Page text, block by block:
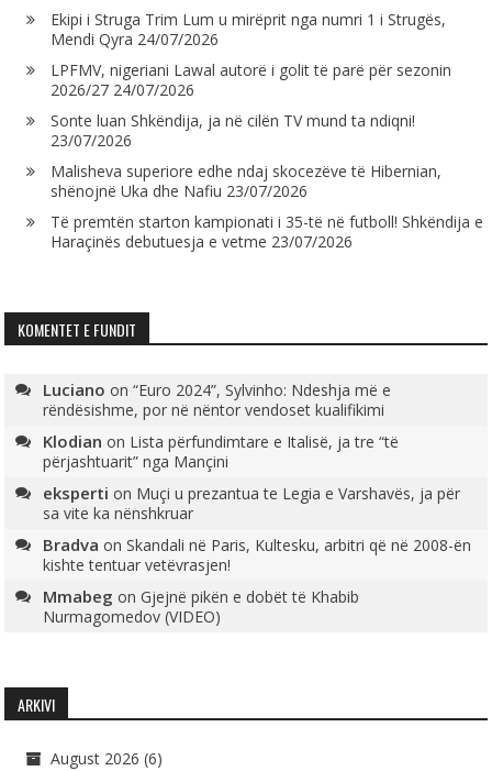
Ekipi i Struga Trim Lum u mirëprit nga numri 1 i Strugës,
Mendi Qyra 24/07/2026
LPFMV, nigeriani Lawal autorë i golit të parë për sezonin
2026/27 24/07/2026
Sonte luan Shkëndija, ja në cilën TV mund ta ndiqni!
23/07/2026
Malisheva superiore edhe ndaj skocezëve të Hibernian,
shënojnë Uka dhe Nafiu 23/07/2026
Të premtën starton kampionati i 35-të në futboll! Shkëndija e
Haraçinës debutuesja e vetme 23/07/2026
KOMENTET E FUNDIT
Luciano on“Euro 2024”, Sylvinho: Ndeshja më e
rëndësishme, por në nëntor vendoset kualifikimi
Klodian on Lista përfundimtare e Italisë, ja tre “të
përjashtuarit” nga Mançini
eksperti on Muçi u prezantua te Legia e Varshavës, ja për
sa vite ka nënshkruar
Bradva onSkandali në Paris, Kultesku, arbitri që në 2008-ën
kishte tentuar vetëvrasjen!
Mmabeg onGjejnë pikën e dobët të Khabib
Nurmagomedov (VIDEO)
ARKIVI
August 2026 (6)